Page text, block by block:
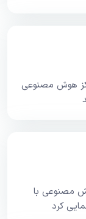
هوش مصنوعی
مصنوعی با
کرد